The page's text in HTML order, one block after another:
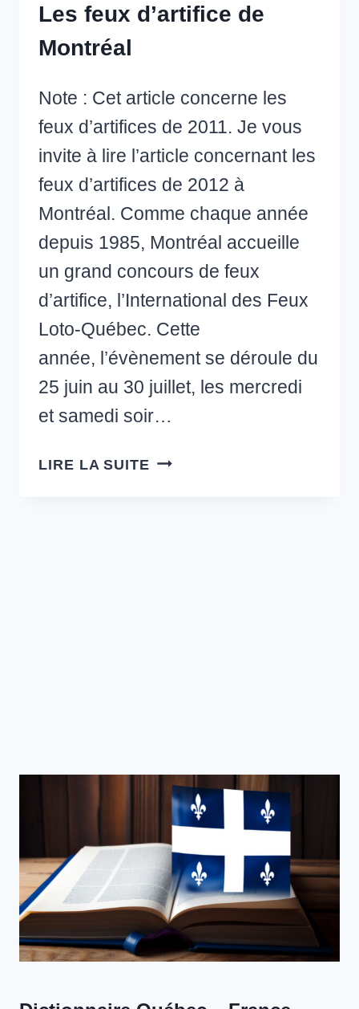
Les feux d’artifice de
Montréal
Note : Cet article concerne les
feux d’artifices de 2011. Je vous
invite à lire l’article concernant les
feux d’artifices de 2012 à
Montréal. Comme chaque année
depuis 1985, Montréal accueille
un grand concours de feux
d’artifice, l’International des Feux
Loto-Québec. Cette
année, l’évènement se déroule du
25 juin au 30 juillet, les mercredi
et samedi soir…
LIRE LA SUITE LES